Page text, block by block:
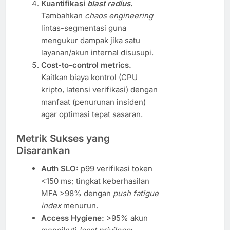
Kuantifikasi blast radius.
Tambahkan chaos engineering
lintas-segmentasi guna
mengukur dampak jika satu
layanan/akun internal disusupi.
Cost-to-control metrics.
Kaitkan biaya kontrol (CPU
kripto, latensi verifikasi) dengan
manfaat (penurunan insiden)
agar optimasi tepat sasaran.
Metrik Sukses yang
Disarankan
Auth SLO: p99 verifikasi token
<150 ms; tingkat keberhasilan
MFA >98% dengan push fatigue
indexmenurun.
Access Hygiene: >95% akun